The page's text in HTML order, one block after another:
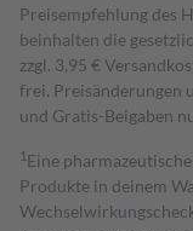
Preisempfehlung des
beinhalten die
zzgl. 3,95 €
frei. Preisänderungen
und Gratis-Beigaben
1 Eine
Produkte in deinem